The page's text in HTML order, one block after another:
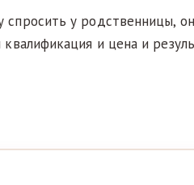
спросить у родственницы,
и цена и